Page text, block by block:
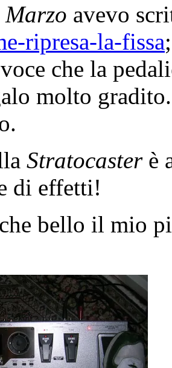
Marzo avevo
ripresa-la-fissa
che la
molto gradito.
Stratocasterè
di effetti!
bello il mio